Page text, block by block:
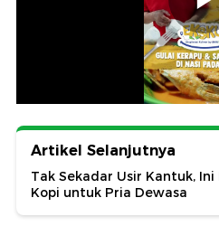
Artikel Selanjutnya
Tak Sekadar Usir Kantuk,
Kopi untuk Pria Dewasa